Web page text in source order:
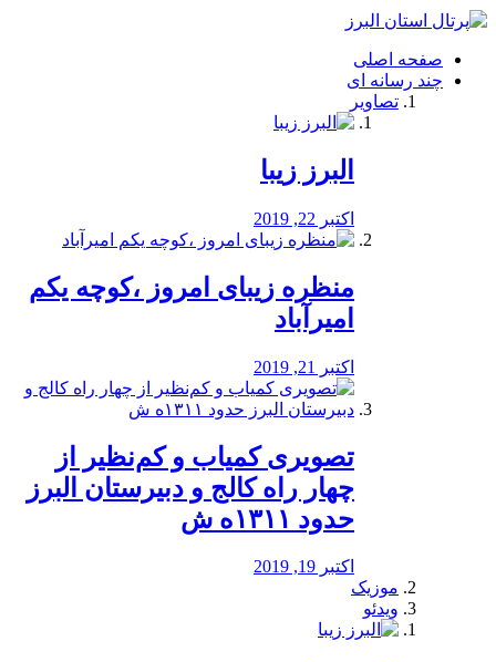
فصد
شرق
تهران
خشکشویی
صفحه اصلی
چند رسانه ای
تصاویر
البرز زیبا
اکتبر 22, 2019
منظره‌‌ زیبای امروز ،کوچه یکم
امیرآباد
اکتبر 21, 2019
️تصویری کمیاب و کم‌نظیر از
چهار راه كالج و دبيرستان البرز
حدود ۱۳۱۱ه ش
اکتبر 19, 2019
موزیک
ویدئو